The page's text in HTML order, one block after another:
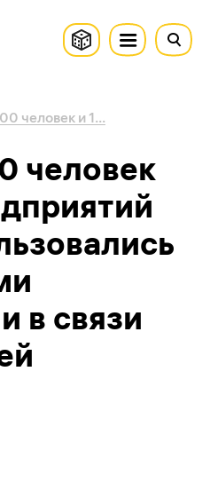
человек и 1...
человек
в связи